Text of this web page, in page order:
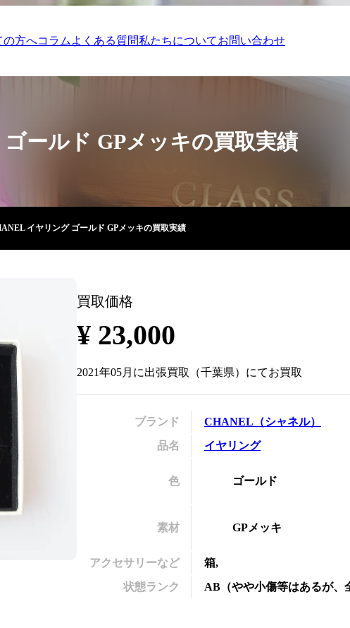
の方へコラム よくある質問私たちについてお問い合わせ
の
ールド GPメッキの買取実績
イヤリング ゴールド GPメッキの買取実績
買取価格
¥ 23,000
2021年05月 に出張買取 （千葉県）にてお買取
ブランド CHANEL （シャネル）
品名
イヤリング
色 ゴールド
素材 GPメッキ
アクセサリーなど
箱,
状態ランク
AB （やや小傷等はあるが、